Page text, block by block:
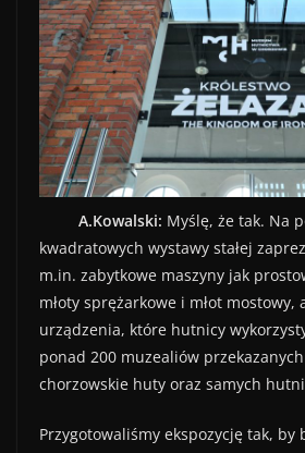
A.Kowalski: Myślę, że tak. Na
kwadratowych wystawy stałej
m.in. zabytkowe maszyny jak
młoty sprężarkowe i młot mostowy,
urządzenia, które hutnicy
ponad 200 muzealiów
chorzowskie huty oraz samych
Przygotowaliśmy ekspozycję tak, by